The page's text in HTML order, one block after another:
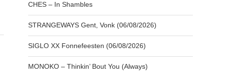
CHES – In Shambles
STRANGEWAYS Gent, Vonk (06/08/2026)
SIGLO XX Fonnefeesten (06/08/2026)
MONOKO – Thinkin’ Bout You (Always)